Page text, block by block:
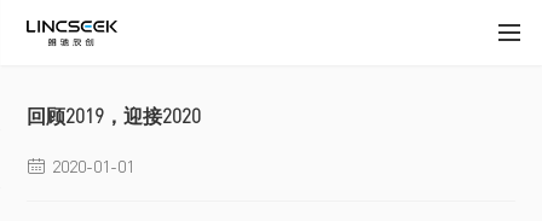
回顾2019，迎接2020
 2020-01-01